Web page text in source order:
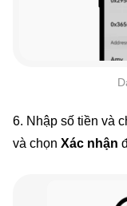
6. Nhập số tiền và
và chọn Xác nhận